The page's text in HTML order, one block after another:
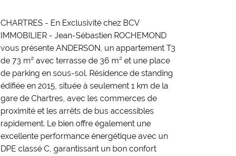
CHARTRES - En Exclusivité chez BCV
IMMOBILIER - Jean-Sébastien ROCHEMOND
vous présente ANDERSON, un appartement T3
de 73 m² avec terrasse de 36 m² et une place
de parking en sous-sol. Résidence de standing
édifiée en 2015, située à seulement 1 km de la
gare de Chartres, avec les commerces de
proximité et les arrêts de bus accessibles
rapidement. Le bien offre également une
excellente performance énergétique avec un
DPE classé C, garantissant un bon confort